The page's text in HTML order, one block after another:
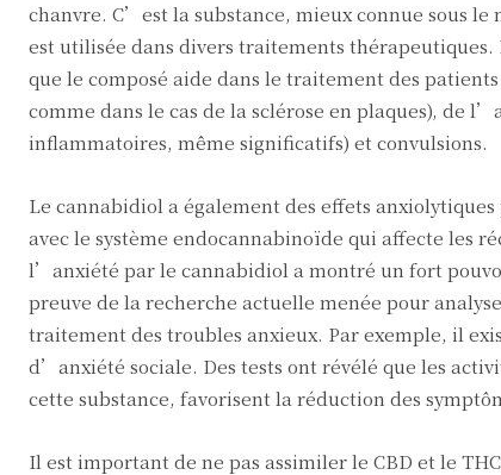
chanvre. C’est la substance, mieux connue sous
est utilisée dans divers traitements
que le composé aide dans le traitement des
comme dans le cas de la sclérose en plaques), de
inflammatoires, même significatifs) et convulsions.
Le cannabidiol a également des effets
avec le système endocannabinoïde qui affecte les
l’anxiété par le cannabidiol a montré un fort
preuve de la recherche actuelle menée pour
traitement des troubles anxieux. Par exemple, il
d’anxiété sociale. Des tests ont révélé que les
cette substance, favorisent la réduction des
Il est important de ne pas assimiler le CBD et le